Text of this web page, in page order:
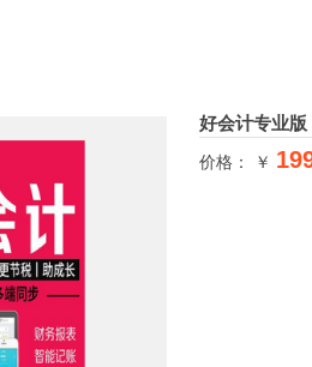
好会计专业版
价格： ￥